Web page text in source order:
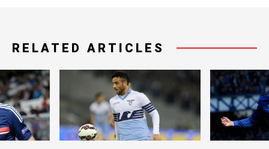
RELATED ARTICLES